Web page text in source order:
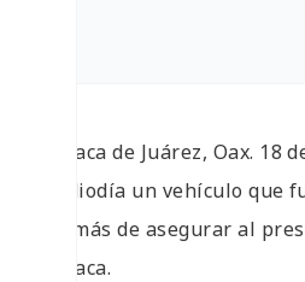
Oaxaca de Juárez, Oax.
mediodía un vehículo que
además de asegurar al
Oaxaca.